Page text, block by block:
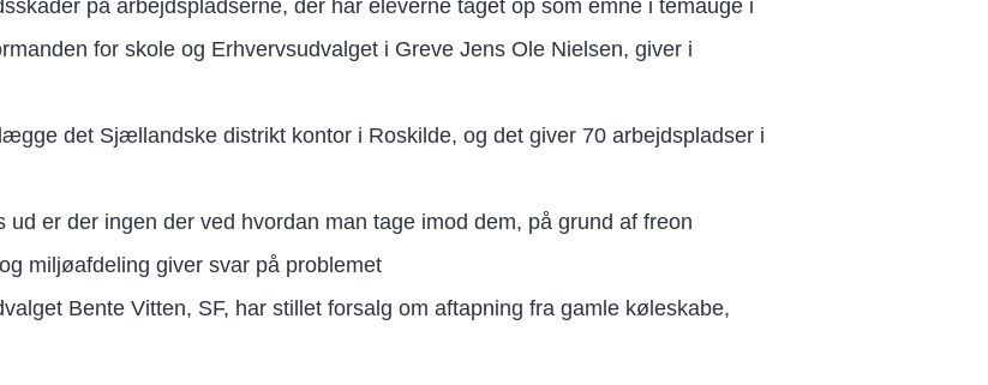
på arbejdspladserne, der har eleverne taget op som emne i temauge i
for skole og Erhvervsudvalget i Greve Jens Ole Nielsen, giver i
det Sjællandske distrikt kontor i Roskilde, og det giver 70 arbejdspladser i
ud er der ingen der ved hvordan man tage imod dem, på grund af freon
miljøafdeling giver svar på problemet
Bente Vitten, SF, har stillet forsalg om aftapning fra gamle køleskabe,